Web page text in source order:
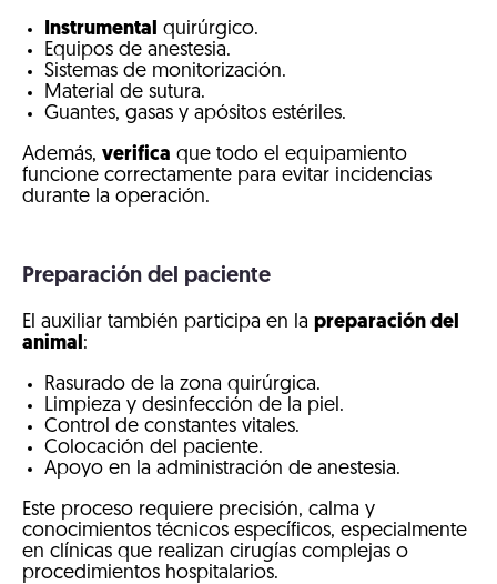
Instrumental
quirúrgico.
Equipos de anestesia.
Sistemas de monitorización.
Material de sutura.
Guantes, gasas y apósitos estériles.
Además, verifica que todo el equipamiento
funcione correctamente para evitar incidencias
durante la operación.
Preparación del paciente
El auxiliar también participa en la preparación del
animal :
Rasurado de la zona quirúrgica.
Limpieza y desinfección de la piel.
Control de constantes vitales.
Colocación del paciente.
Apoyo en la administración de anestesia.
Este proceso requiere precisión, calma y
conocimientos técnicos específicos, especialmente
en clínicas que realizan cirugías complejas o
procedimientos hospitalarios.